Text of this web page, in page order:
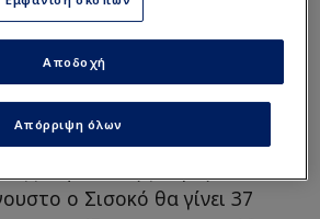
την περιορισμένη
ο Ισπανός προπονητής
στο ρόστερ -
και τη νοοτροπία του.
και Μπαλντίνι έχουν
ο Σισοκό θα γίνει 37
Απόρριψη όλων
Αποδοχή